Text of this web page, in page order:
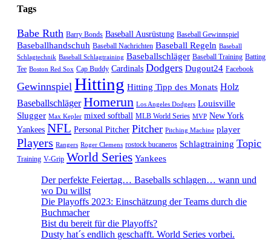
Tags
Babe Ruth Barry Bonds Baseball Ausrüstung Baseball Gewinnspiel
Baseballhandschuh Baseball Nachrichten Baseball Regeln Baseball
Schlagtechnik Baseball Schlagtraining Baseballschläger Baseball Training Batting
Tee Boston Red Sox Cap Buddy Cardinals Dodgers Dugout24 Facebook
Gewinnspiel Hitting Hitting Tipp des Monats Holz
Baseballschläger Homerun Los Angeles Dodgers Louisville
Slugger Max Kepler mixed softball MLB World Series MVP New York
Yankees NFL Personal Pitcher Pitcher Pitching Machine player
Players Rangers Roger Clemens rostock bucaneros Schlagtraining Topic
Training V-Grip World Series Yankees
Der perfekte Feiertag… Baseballs schlagen… wann und
wo Du willst
Die Playoffs 2023: Einschätzung der Teams durch die
Buchmacher
Bist du bereit für die Playoffs?
Dusty hat´s endlich geschafft. World Series vorbei.